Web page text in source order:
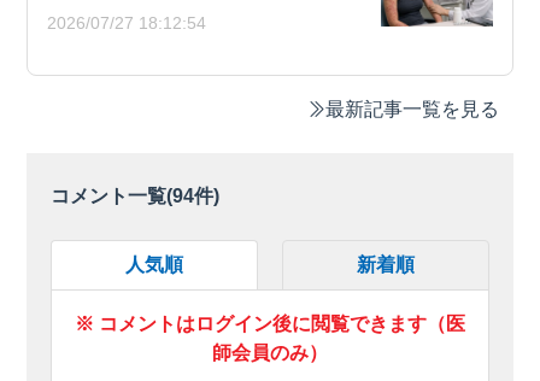
2026/07/27 18:12:54
最新記事一覧を見る
コメント一覧(94件)
人気順 新着順
※ コメントはログイン後に閲覧できます（医
師会員のみ）